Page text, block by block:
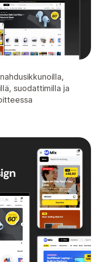
suodattimilla ja